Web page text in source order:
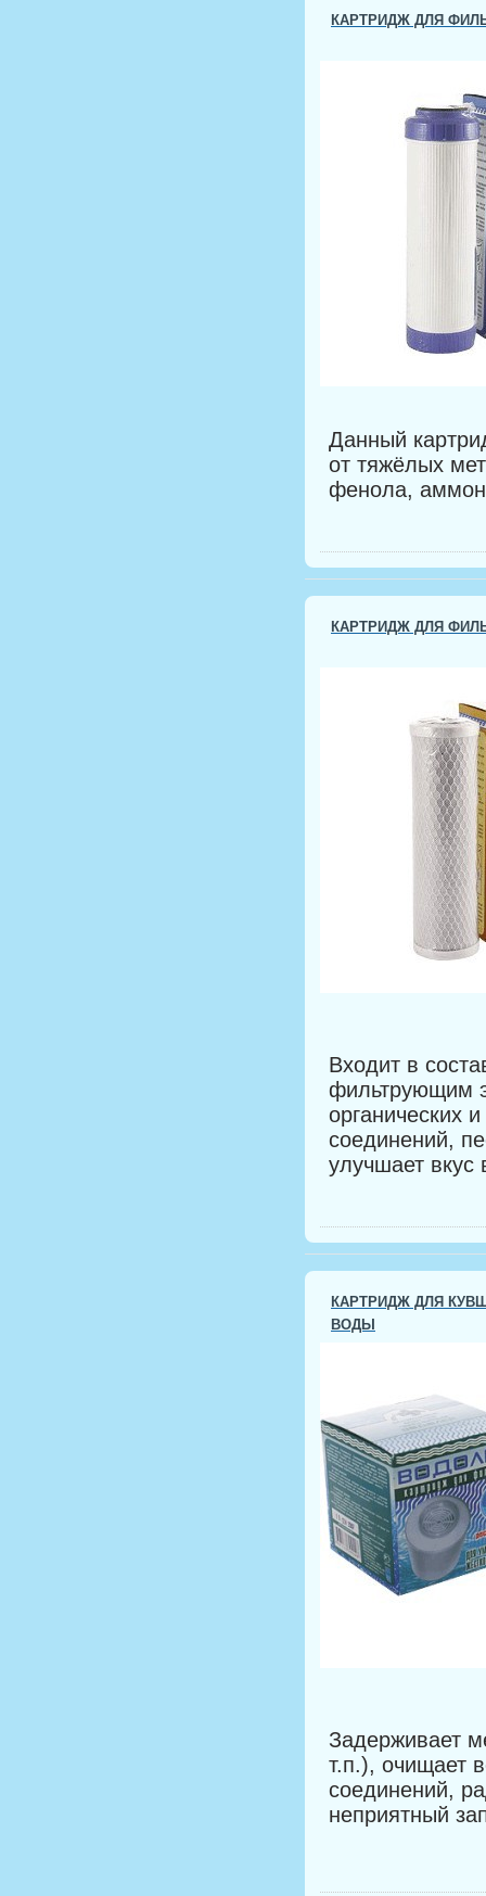
КАРТРИДЖ ДЛЯ
Данный
от тяжёлых
фенола,
КАРТРИДЖ ДЛЯ
Входит в
фильтрующим
органических
соединений,
улучшает вкус
КАРТРИДЖ ДЛЯ
ВОДЫ
Задерживает
т.п.), очищает
соединений,
неприятный